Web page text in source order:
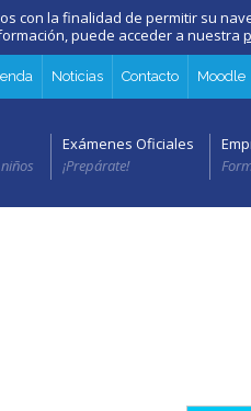
con la finalidad de permitir su
puede acceder a nuestra
Noticias Contacto Moodle
Exámenes Oficiales
¡Prepárate!